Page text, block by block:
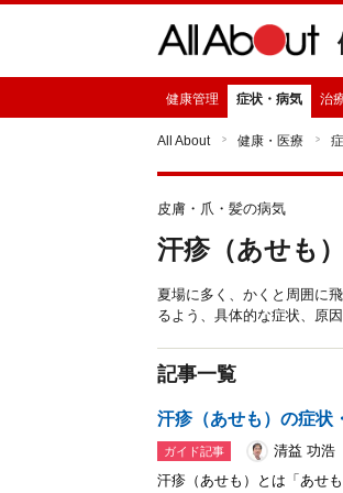
健康管理 症状・病気 治
All About 健康・医療
皮膚・爪・髪の病気
汗疹（あせも）
夏場に多く、かくと周囲に
るよう、具体的な症状、原
記事一覧
汗疹（あせも）の症状
ガイド記事
清益 功浩
汗疹（あせも）とは「あせ